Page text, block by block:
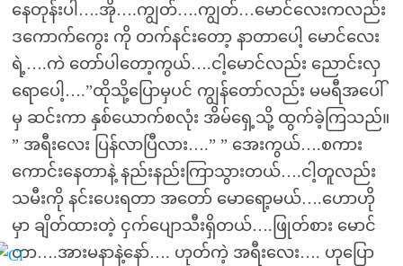
နေတုန်းပါ….အို….ကျွတ်….ကျွတ်…မောင်လေးကလည်း
ဒကောက်ကွေး ကို တက်နင်းတော့ နာတာပေါ့ မောင်လေး
ရဲ့….ကဲ တော်ပါတော့ကွယ်….ငါ့မောင်လည်း ညောင်းလှ
ရောပေါ့….”ထိုသို့ပြောမှပင် ကျွန်တော်လည်း မမရီအပေါ်
မှ ဆင်းကာ နှစ်ယောက်စလုံး အိမ်ရှေ့သို့ ထွက်ခဲ့ကြသည်။
” အရီးလေး ပြန်လာပြီလား….” ” အေးကွယ်….စကား
ကောင်းနေတာနဲ့ နည်းနည်းကြာသွားတယ်….ငါ့တူလည်း
သမီးကို နင်းပေးရတာ အတော် မောရော့မယ်….ဟောဟို
မှာ ချိတ်ထားတဲ့ ငှက်ပျောသီးရှိတယ်….ဖြုတ်စား မောင်
တာ….အားမနာနဲ့နော်…. ဟုတ်ကဲ့ အရီးလေး…. ဟုပြော